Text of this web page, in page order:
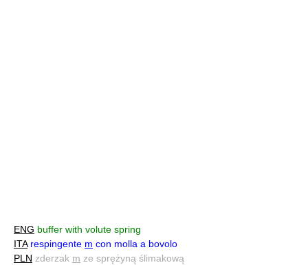
ENG buffer with volute spring
ITA respingente m con molla a bovolo
PLN zderzak m ze sprężyną ślimakową